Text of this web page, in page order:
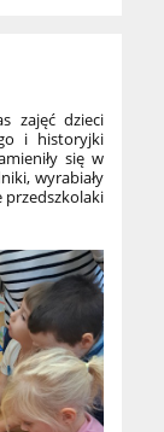
zajęć dzieci
i historyjki
się w
wyrabiały
przedszkolaki